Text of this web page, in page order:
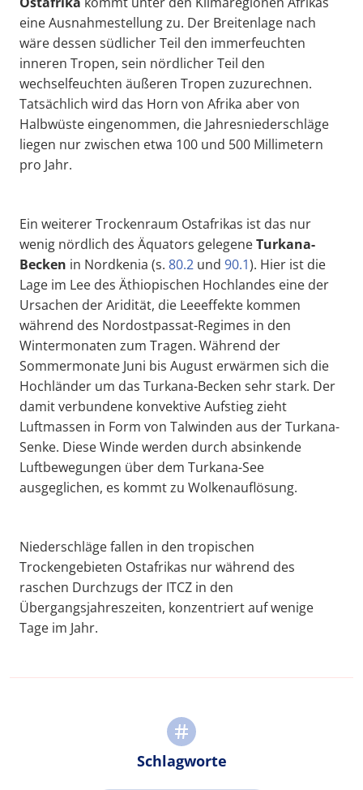
eine Ausnahmestellung zu. Der Breitenlage nach
wäre dessen südlicher Teil den immerfeuchten
inneren Tropen, sein nördlicher Teil den
wechselfeuchten äußeren Tropen zuzurechnen.
Tatsächlich wird das Horn von Afrika aber von
Halbwüste eingenommen, die Jahresniederschläge
liegen nur zwischen etwa 100 und 500 Millimetern
pro Jahr.
Ein weiterer Trockenraum Ostafrikas ist das nur
wenig nördlich des Äquators gelegeneTurkana-
Becken in Nordkenia (s. 80.2 und 90.1). Hier ist die
Lage im Lee des Äthiopischen Hochlandes eine der
Ursachen der Aridität, die Leeeffekte kommen
während des Nordostpassat-Regimes in den
Wintermonaten zum Tragen. Während der
Sommermonate Juni bis August erwärmen sich die
Hochländer um das Turkana-Becken sehr stark. Der
damit verbundene konvektive Aufstieg zieht
Luftmassen in Form von Talwinden aus der Turkana-
Senke. Diese Winde werden durch absinkende
Luftbewegungen über dem Turkana-See
ausgeglichen, es kommt zu Wolkenauflösung.
Niederschläge fallen in den tropischen
Trockengebieten Ostafrikas nur während des
raschen Durchzugs der ITCZ in den
Übergangsjahreszeiten, konzentriert auf wenige
Tage im Jahr.
Schlagworte